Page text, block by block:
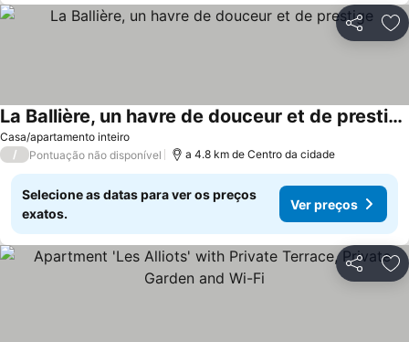
Partilhar
Casa/apartamento inteiro
La Ballière, un havre de douceur et de prestige
/ Pontuação não disponível a 4.8 km de Centro da cidade
Selecione as datas para ver os preços
exatos.
Ver preços
Partilhar